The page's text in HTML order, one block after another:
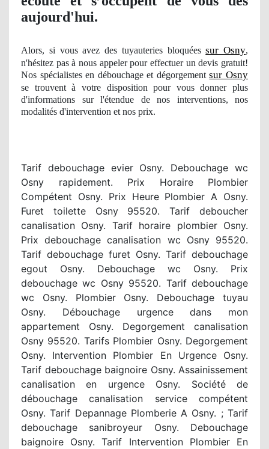
aujourd'hui.
Alors, si vous avez des tuyauteries bloquéessur Osny,
n'hésitez pas à nous appeler pour effectuer un devis gratuit!
Nos spécialistes en débouchage et dégorgementsur Osny
se trouvent à votre disposition pour vous donner plus
d'informations sur l'étendue de nos interventions, nos
modalités d'intervention et nos prix.
Tarif debouchage evier Osny. Debouchage wc
Osny rapidement. Prix Horaire Plombier
Compétent Osny. Prix Heure Plombier A Osny.
Furet toilette Osny 95520. Tarif deboucher
canalisation Osny. Tarif horaire plombier Osny.
Prix debouchage canalisation wc Osny 95520.
Tarif debouchage furet Osny. Tarif debouchage
egout Osny. Debouchage wc Osny. Prix
debouchage wc Osny 95520. Tarif debouchage
wc Osny. Plombier Osny. Debouchage tuyau
Osny. Débouchage urgence dans mon
appartement Osny. Degorgement canalisation
Osny 95520. Tarifs Plombier Osny. Degorgement
Osny. Intervention Plombier En Urgence Osny.
Tarif debouchage baignoire Osny. Assainissement
canalisation en urgence Osny. Société de
débouchage canalisation service compétent
Osny. Tarif Depannage Plomberie A Osny. ; Tarif
debouchage sanibroyeur Osny. Debouchage
baignoire Osny. Tarif Intervention Plombier En